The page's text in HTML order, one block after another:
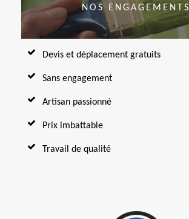
NOS ENGAGEMENTS
Devis et déplacement gratuits
Sans engagement
Artisan passionné
Prix imbattable
Travail de qualité